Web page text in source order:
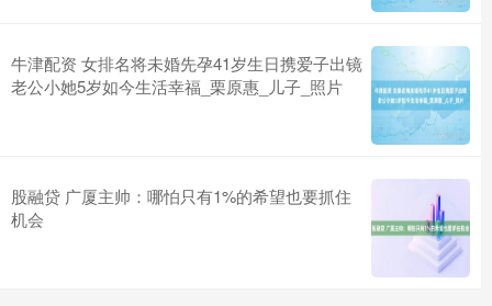
牛津配资 女排名将未婚先孕41岁生日携爱子出镜
老公小她5岁如今生活幸福_栗原惠_儿子_照片
股融贷 广厦主帅：哪怕只有1%的希望也要抓住
机会